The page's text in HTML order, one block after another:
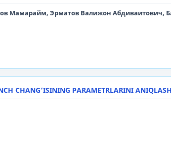
Мамарайм, Эрматов Валижон Абдиваитович,
CHANG‘ISINING PARAMETRLARINI ANIQLASH